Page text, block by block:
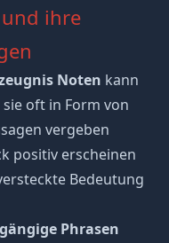
ihre
Noten kann
oft in Form von
vergeben
positiv erscheinen
Bedeutung
Phrasen